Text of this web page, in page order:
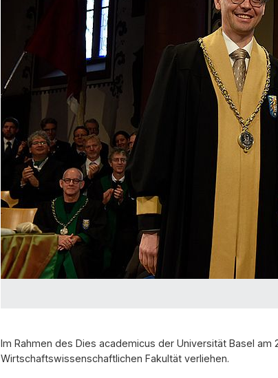
Im Rahmen des Dies academicus der Universität Basel
Wirtschaftswissenschaftlichen Fakultät verliehen.